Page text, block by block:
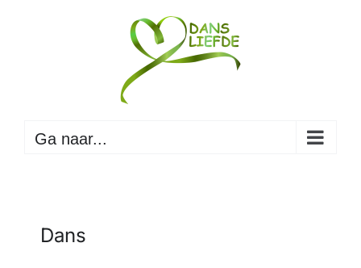
Ga naar...
Dans